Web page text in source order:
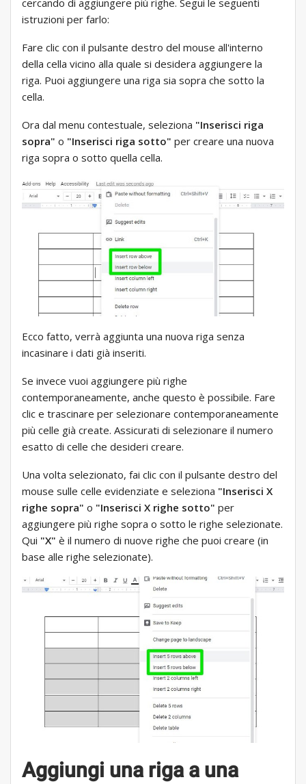
cercando di aggiungere più righe. Segui le seguenti
istruzioni per farlo:
Fare clic con il pulsante destro del mouse all'interno
della cella vicino alla quale si desidera aggiungere la
riga. Puoi aggiungere una riga sia sopra che sotto la
cella.
Ora dal menu contestuale, seleziona "Inserisci riga
sopra" o "Inserisci riga sotto" per creare una nuova
riga sopra o sotto quella cella.
Ecco fatto, verrà aggiunta una nuova riga senza
incasinare i dati già inseriti.
Se invece vuoi aggiungere più righe
contemporaneamente, anche questo è possibile. Fare
clic e trascinare per selezionare contemporaneamente
più celle già create. Assicurati di selezionare il numero
esatto di celle che desideri creare.
Una volta selezionato, fai clic con il pulsante destro del
mouse sulle celle evidenziate e seleziona "Inserisci X
righe sopra" o "Inserisci X righe sotto" per
aggiungere più righe sopra o sotto le righe selezionate.
Qui "X" è il numero di nuove righe che puoi creare (in
base alle righe selezionate).
Aggiungi una riga a una